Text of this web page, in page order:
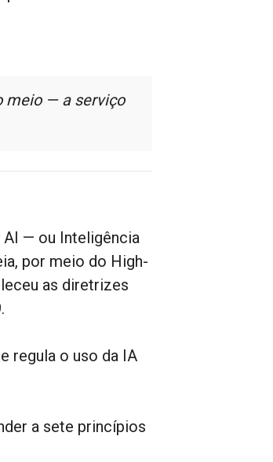
meio — a serviço
— ou Inteligência
por meio do High-
as diretrizes
regula o uso da IA
a sete princípios